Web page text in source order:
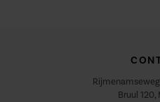
Bruul 120,